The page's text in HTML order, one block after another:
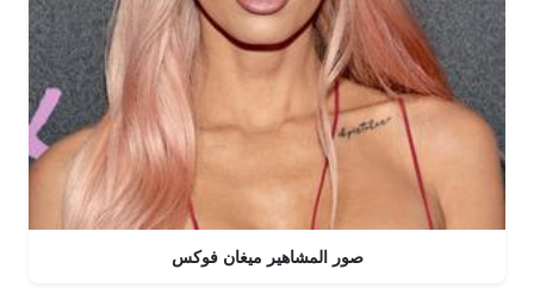
صور المشاهير ميغان فوكس